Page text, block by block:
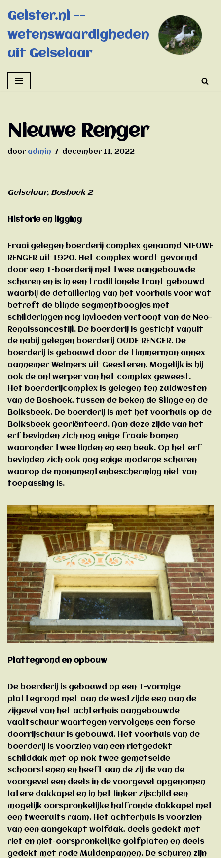
naar
de
Gelster.nl --
wetenswaardigheden
uit Gelselaar
Nieuwe Renger
door admin december 11, 2022
Gelselaar, Boshoek 2
Historie en ligging
Fraai gelegen boerderij complex genaamd NIEUWE
RENGER uit 1920. Het complex wordt gevormd
door een T-boerderij met twee aangebouwde
schuren en is in een traditionele trant gebouwd
waarbij de detaillering van het voorhuis voor wat
betreft de blinde segmentboogjes met
schilderingen nog invloeden vertoont van de Neo-
Renaissancestijl. De boerderij is gesticht vanuit
de nabij gelegen boerderij OUDE RENGER. De
boerderij is gebouwd door de timmerman annex
aannemer Welmers uit Geesteren. Mogelijk is hij
ook de ontwerper van het complex geweest.
Het boerderijcomplex is gelegen ten zuidwesten
van de Boshoek, tussen de beken de Slinge en de
Bolksbeek. De boerderij is met het voorhuis op de
Bolksbeek georiënteerd. Aan deze zijde van het
erf bevinden zich nog enige fraaie bomen
waaronder twee linden en een beuk. Op het erf
bevinden zich ook nog enige moderne schuren
waarop de monumentenbescherming niet van
toepassing is.
Plattegrond en opbouw
De boerderij is gebouwd op een T-vormige
plattegrond met aan de westzijde een aan de
zijgevel van het achterhuis aangebouwde
vaaltschuur waartegen vervolgens een forse
doorrijschuur is gebouwd. Het voorhuis van de
boerderij is voorzien van een rietgedekt
schilddak met op nok twee gemetselde
schoorstenen en heeft aan de zij de van de
voorgevel een deels in de voorgevel opgenomen
latere dakkapel en in het linker zijschild een
mogelijk oorspronkelijke halfronde dakkapel met
een tweeruits raam. Het achterhuis is voorzien
van een aangekapt wolfdak, deels gedekt met
riet en niet-oorspronkelijke golfplaten en deels
gedekt met rode Muldenpannen. De schuren zijn